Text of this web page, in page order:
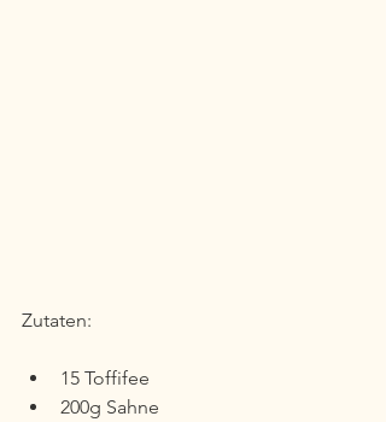
Zutaten:
15 Toffifee
200g Sahne